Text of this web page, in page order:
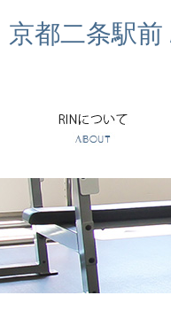
京都二条駅